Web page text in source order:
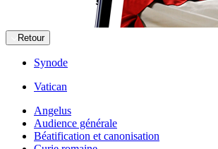
Retour
Synode
Vatican
Angelus
Audience générale
Béatification et canonisation